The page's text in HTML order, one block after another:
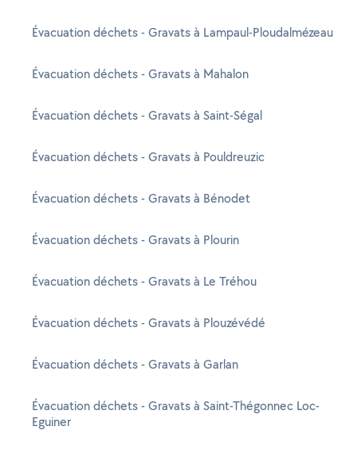
Évacuation déchets - Gravats à Lampaul-Ploudalmézeau
Évacuation déchets - Gravats à Mahalon
Évacuation déchets - Gravats à Saint-Ségal
Évacuation déchets - Gravats à Pouldreuzic
Évacuation déchets - Gravats à Bénodet
Évacuation déchets - Gravats à Plourin
Évacuation déchets - Gravats à Le Tréhou
Évacuation déchets - Gravats à Plouzévédé
Évacuation déchets - Gravats à Garlan
Évacuation déchets - Gravats à Saint-Thégonnec Loc-
Eguiner